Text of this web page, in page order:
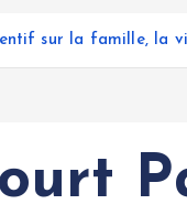
sur la famille, la